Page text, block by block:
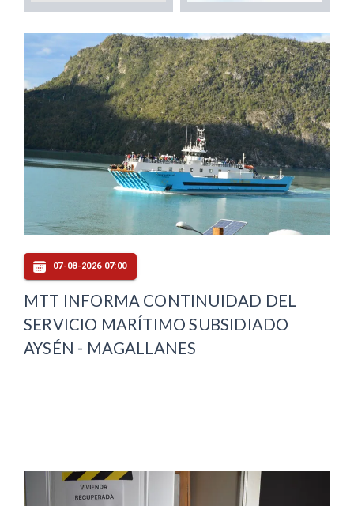
07-08-2026 07:00
MTT INFORMA CONTINUIDAD DEL
SERVICIO MARÍTIMO SUBSIDIADO
AYSÉN - MAGALLANES